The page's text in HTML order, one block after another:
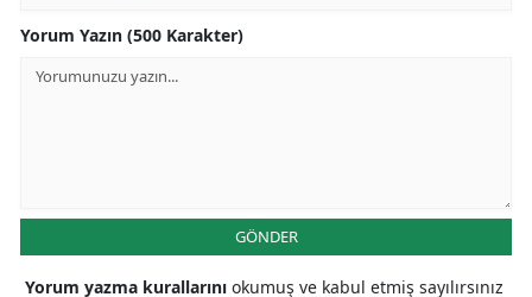
Yorum Yazın (500 Karakter)
GÖNDER
Yorum yazma kurallarını okumuş ve kabul etmiş sayılırsınız